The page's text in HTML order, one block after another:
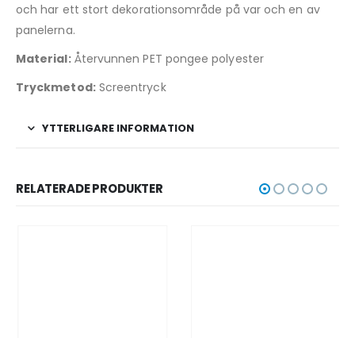
och har ett stort dekorationsområde på var och en av
panelerna.
Material:Återvunnen PET pongee polyester
Tryckmetod:Screentryck
YTTERLIGARE INFORMATION
RELATERADE PRODUKTER